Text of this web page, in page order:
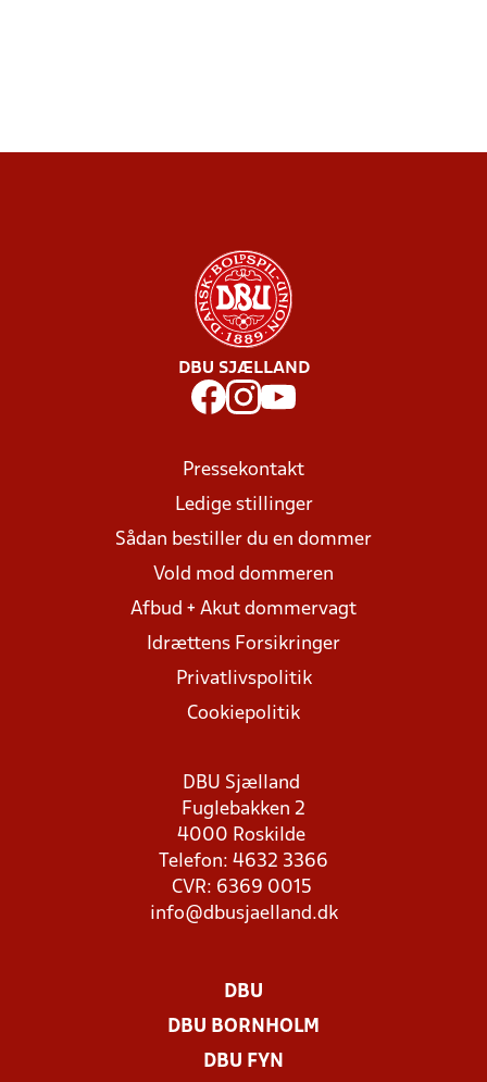
DBU SJÆLLAND
Pressekontakt
Ledige stillinger
Sådan bestiller du en dommer
Vold mod dommeren
Afbud + Akut dommervagt
Idrættens Forsikringer
Privatlivspolitik
Cookiepolitik
DBU Sjælland
Fuglebakken 2
4000 Roskilde
Telefon: 4632 3366
CVR: 6369 0015
info@dbusjaelland.dk
DBU
DBU BORNHOLM
DBU FYN